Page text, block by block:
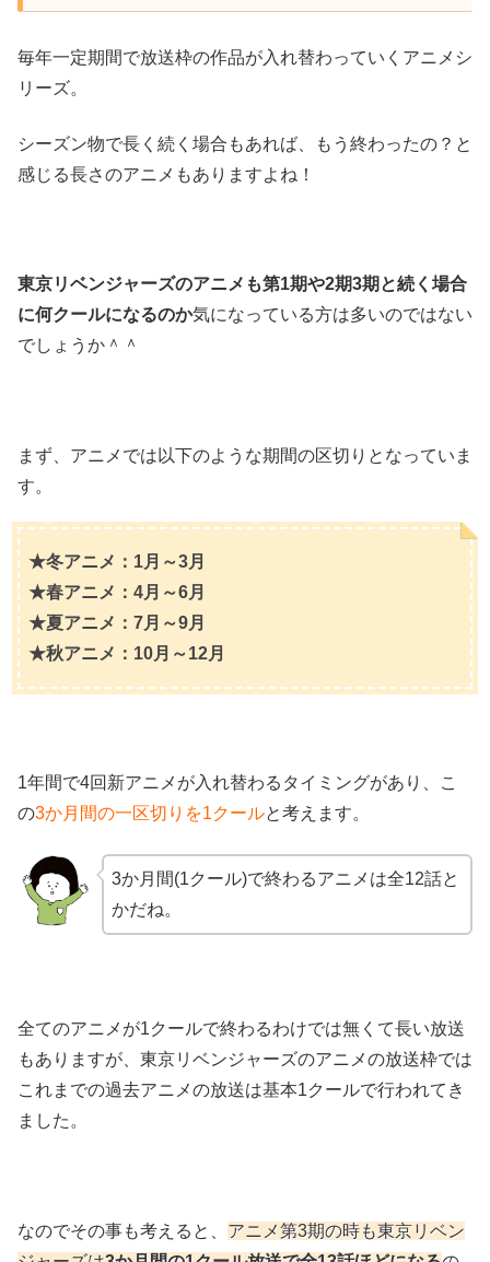
毎年一定期間で放送枠の作品が入れ替わっていくアニメシ
リーズ。
シーズン物で長く続く場合もあれば、もう終わったの？と
感じる長さのアニメもありますよね！
東京リベンジャーズのアニメも第1期や2期3期と続く場合
に何クールになるのか気になっている方は多いのではない
でしょうか＾＾
まず、アニメでは以下のような期間の区切りとなっていま
す。
★冬アニメ：1月～3月
★春アニメ：4月～6月
★夏アニメ：7月～9月
★秋アニメ：10月～12月
1年間で4回新アニメが入れ替わるタイミングがあり、こ
の3か月間の一区切りを1クールと考えます。
3か月間(1クール)で終わるアニメは全12話と
かだね。
全てのアニメが1クールで終わるわけでは無くて長い放送
もありますが、東京リベンジャーズのアニメの放送枠では
これまでの過去アニメの放送は基本1クールで行われてき
ました。
なのでその事も考えると、 アニメ第3期の時も東京リベン